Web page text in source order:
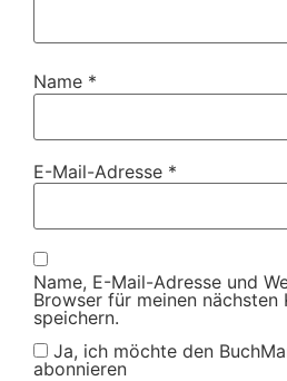
Name *
E-Mail-Adresse *
Name, E-Mail-Adresse und
Browser für meinen nächsten
speichern.
Ja, ich möchte den
abonnieren